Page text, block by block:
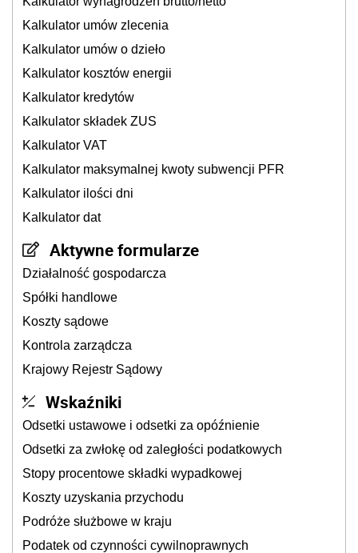
Kalkulator umów zlecenia
Kalkulator umów o dzieło
Kalkulator kosztów energii
Kalkulator kredytów
Kalkulator składek ZUS
Kalkulator VAT
Kalkulator maksymalnej kwoty subwencji PFR
Kalkulator ilości dni
Kalkulator dat
Aktywne formularze
Działalność gospodarcza
Spółki handlowe
Koszty sądowe
Kontrola zarządcza
Krajowy Rejestr Sądowy
Wskaźniki
Odsetki ustawowe i odsetki za opóźnienie
Odsetki za zwłokę od zaległości podatkowych
Stopy procentowe składki wypadkowej
Koszty uzyskania przychodu
Podróże służbowe w kraju
Podatek od czynności cywilnoprawnych